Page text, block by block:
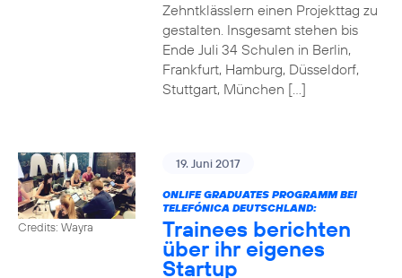
Zehntklässlern einen Projekttag zu
gestalten. Insgesamt stehen bis
Ende Juli 34 Schulen in Berlin,
Frankfurt, Hamburg, Düsseldorf,
Stuttgart, München […]
Credits: Wayra
19. Juni 2017
ONLIFE GRADUATES PROGRAMM BEI
TELEFÓNICA DEUTSCHLAND:
Trainees berichten
über ihr eigenes
Startup